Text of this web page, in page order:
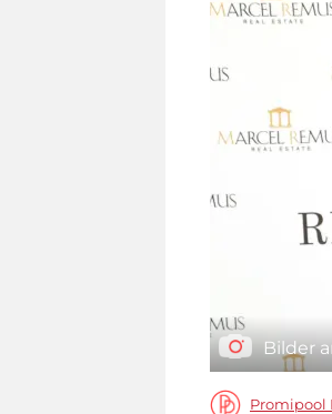
Bilder
Promipool